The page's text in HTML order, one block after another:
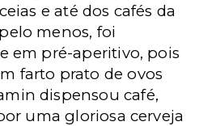
e até dos cafés da
menos, foi
em pré-aperitivo, pois
farto prato de ovos
dispensou café,
uma gloriosa cerveja